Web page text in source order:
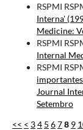
RSPMI
Interna'
Medicine:
RSPMI
Internal
RSPMI
Journal
Setembro
<< < 34 5 678 9